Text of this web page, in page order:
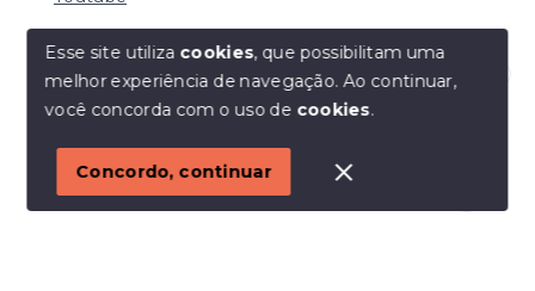
Olá! Estamos disponíveis para te ajudar.
© Copyright 2026 - I URBE CONSULTORIA
IMOBILIÁRIA | CRECI 33.934 J - Todos os direitos
SITE PARA IMOBILIARIA
Esse site utiliza cookies, que possibilitam uma
melhor experiência de navegação.Ao continuar,
você concorda com o uso de cookies.
Concordo, continuar